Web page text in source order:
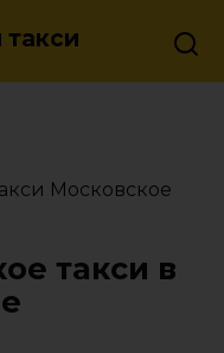
Московское
такси в